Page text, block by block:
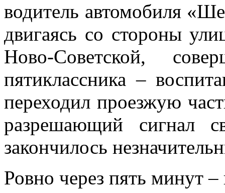
водитель автомобиля
двигаясь со стороны
Ново-Советской,
пятиклассника –
переходил проезжую
разрешающий сигнал
закончилось
Ровно через пять минут